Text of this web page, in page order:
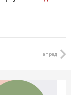
Напред